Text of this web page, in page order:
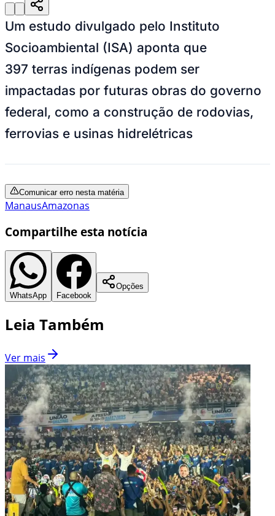
Um estudo divulgado pelo Instituto
Socioambiental (ISA) aponta que
397 terras indígenas podem ser
impactadas por futuras obras do governo
federal, como a construção de rodovias,
ferrovias e usinas hidrelétricas
Comunicar erro nesta matéria
ManausAmazonas
Compartilhe esta notícia
WhatsApp Facebook
Opções
Leia Também
Ver mais